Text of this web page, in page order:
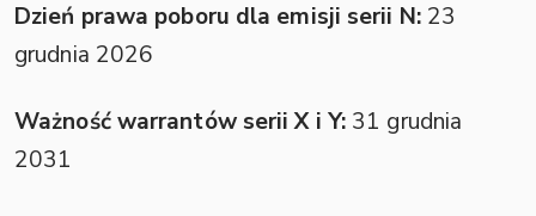
Dzień prawa poboru dla emisji serii N:23
grudnia 2026
Ważność warrantów serii X i Y: 31 grudnia
2031